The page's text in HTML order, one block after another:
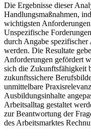
Die Ergebnisse dieser
Handlungsmaßnahmen,
wichtigsten
Unspezifische
durch Angabe
werden. Die Resultate
Anforderungen gefördert
sich die Zukunftsfähigkeit
zukunftssichere
unmittelbare
Ausbildungsinhalte
Arbeitsalltag gestaltet
zur Beantwortung der
des Arbeitsmarktes